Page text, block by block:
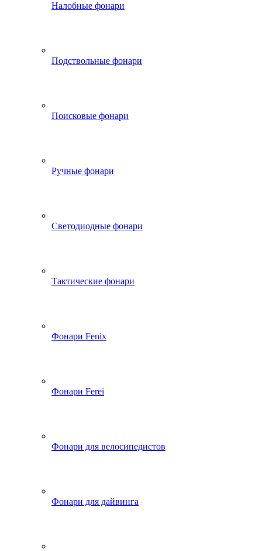
Налобные фонари
Подствольные фонари
Поисковые фонари
Ручные фонари
Светодиодные фонари
Тактические фонари
Фонари Fenix
Фонари Ferei
Фонари для велосипедистов
Фонари для дайвинга